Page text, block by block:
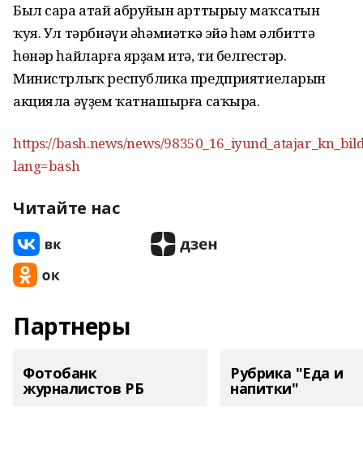
Был сара атай абруйын арттырыу маҡсатын
ҡуя. Ул тәрбиәүи әһәмиәткә эйә һәм әлбиттә
һөнәр һайларға ярҙам итә, ти белгестәр.
Министрлыҡ республика предприятиеларын
акцияла әүҙем ҡатнашырға саҡыра.
https://bash.news/news/
lang=bash
Читайте нас
Партнеры
Фотобанк
журналистов РБ
Рубрика "Еда и
напитки"